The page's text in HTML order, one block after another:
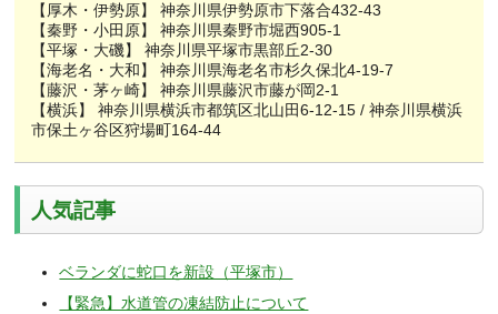
【厚木・伊勢原】 神奈川県伊勢原市下落合432-43
【秦野・小田原】 神奈川県秦野市堀西905-1
【平塚・大磯】 神奈川県平塚市黒部丘2-30
【海老名・大和】 神奈川県海老名市杉久保北4-19-7
【藤沢・茅ヶ崎】 神奈川県藤沢市藤が岡2-1
【横浜】 神奈川県横浜市都筑区北山田6-12-15 / 神奈川県横浜
市保土ヶ谷区狩場町164-44
人気記事
ベランダに蛇口を新設（平塚市）
【緊急】水道管の凍結防止について